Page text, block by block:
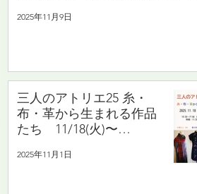
2025年11月9日
三人のアトリエ25 糸・
布・革から生まれる作品
たち 11/18(火)〜
2025年11月1日